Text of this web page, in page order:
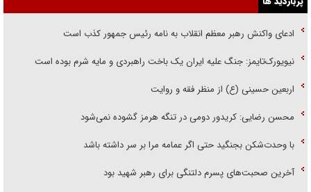
ادعای واکنش رهبر معظم انقلاب به نامه رئیس جمهور کذب است
نیویورک‌تایمز: جنگ علیه ایران یک باخت راهبردی و مایه شرم بوده است
اربعین حسینی (ع) از منظر فقه و روایت
محسن رضایی: کریدور دومی در تنگه هرمز گشوده نمی‌شود
با وحدت‌شکن بجنگید حتی اگر عمامه مرا بر سر داشته باشد
آخرین صحبت‌های پسرم دلتنگی برای رهبر شهید بود